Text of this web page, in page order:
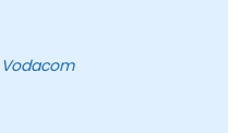
Alwie Gamiet - Vodacom